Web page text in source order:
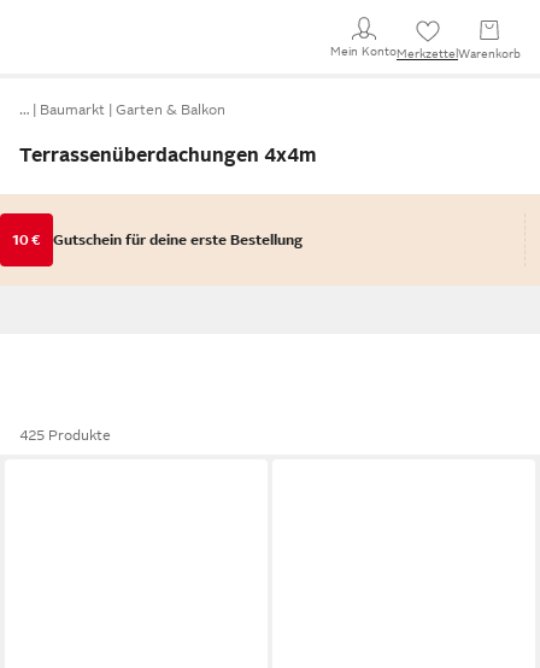
Mein KontoMerkzettel Warenkorb
… Baumarkt Garten & Balkon
Terrassenüberdachungen 4x4m
10 € Gutschein für deine erste Bestellung
425 Produkte